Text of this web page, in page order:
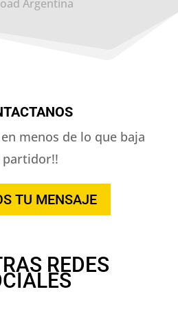
Argentina
menos de lo que baja
partidor!!
TU MENSAJE
REDES